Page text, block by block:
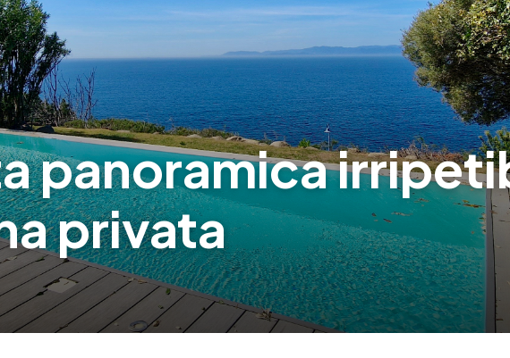
panoramica
privata